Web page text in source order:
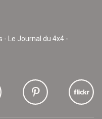
- Le Journal du 4x4 -